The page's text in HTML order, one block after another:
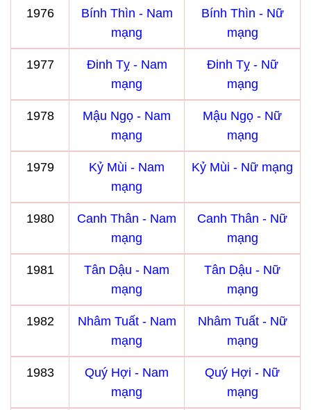
1976
Bính Thìn - Nam
mạng
Bính Thìn - Nữ
mạng
1977
Đinh Tỵ - Nam
mạng
Đinh Tỵ - Nữ
mạng
1978
Mậu Ngọ - Nam
mạng
Mậu Ngọ - Nữ
mạng
1979
Kỷ Mùi - Nam
mạng
Kỷ Mùi - Nữ mạng
1980
Canh Thân - Nam
mạng
Canh Thân - Nữ
mạng
1981
Tân Dậu - Nam
mạng
Tân Dậu - Nữ
mạng
1982
Nhâm Tuất - Nam
mạng
Nhâm Tuất - Nữ
mạng
1983
Quý Hợi - Nam
mạng
Quý Hợi - Nữ
mạng